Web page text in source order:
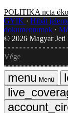
POLITIKA ncta
GYIK
Hibát
dokumentumok
© 2026 Magyar Jeti
Vége
Menü